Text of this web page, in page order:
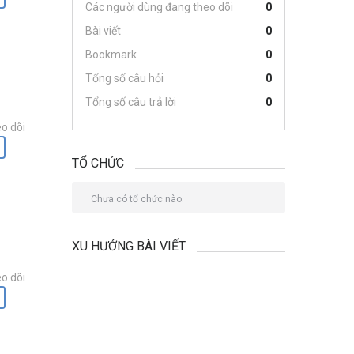
dõi
dõi
Các người dùng đang theo dõi
0
Bài viết
0
Bookmark
0
Tổng số câu hỏi
0
Tổng số câu trả lời
0
TỔ CHỨC
Chưa có tổ chức nào.
XU HƯỚNG BÀI VIẾT